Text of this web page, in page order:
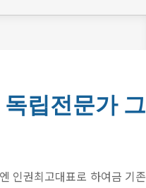
립전문가 그
인권최고대표로 하여금 기존